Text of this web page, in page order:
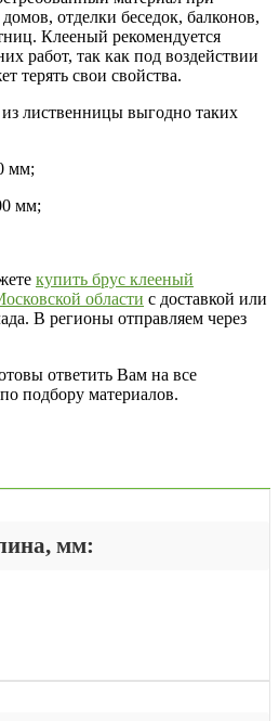
отделки беседок, балконов,
Клееный рекомендуется
работ, так как под воздействии
терять свои свойства.
лиственницы выгодно таких
мм;
мм;
купить брус клееный
области с доставкой или
В регионы отправляем через
ответить Вам на все
подбору материалов.
мм: